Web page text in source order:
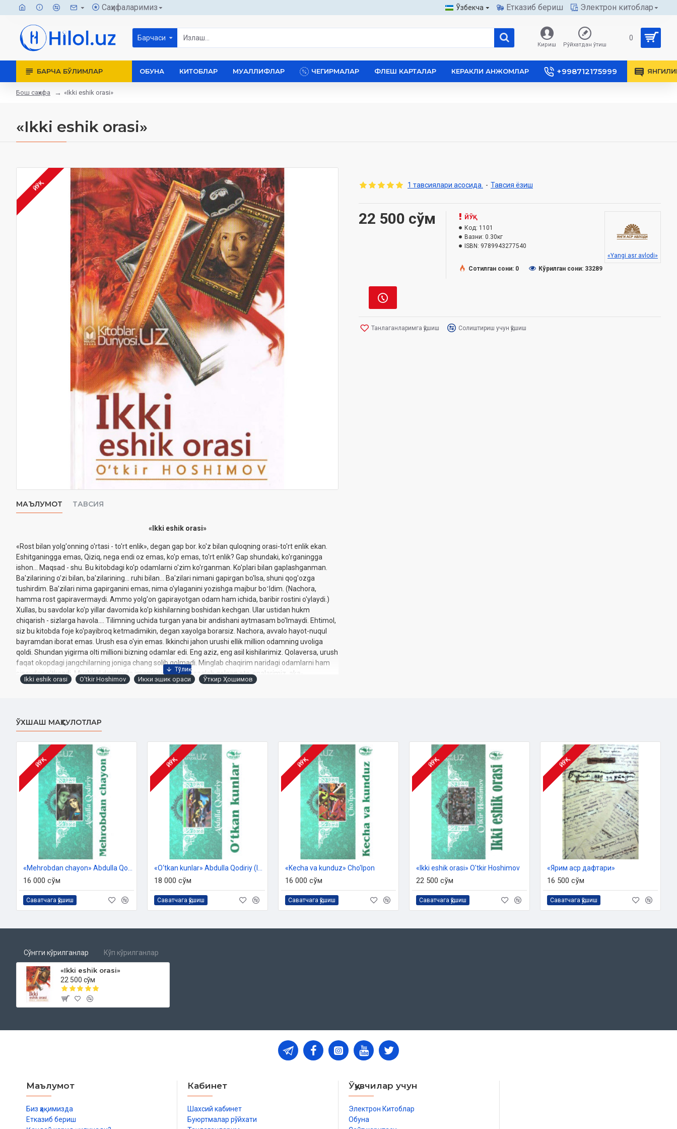
Саҳифаларимиз Ўзбекча Етказиб бериш Электрон китоблар
Барчаси
Кириш Рўйхатдан ўтиш
0
БАРЧА БЎЛИМЛАР ОБУНА КИТОБЛАР МУАЛЛИФЛАР ЧЕГИРМАЛАР ФЛЕШ КАРТАЛАР КЕРАКЛИ АНЖОМЛАР +998712175999
Бош саҳифа «Ikki eshik orasi»
«Ikki eshik orasi»
ЙЎҚ
МАЪЛУМОТ ТАВСИЯ
«Ikki eshik orasi»
«Rost bilan yolg'onning o'rtasi - to'rt enlik», degan gap bor. ko'z bilan quloqning orasi-to'rt enlik ekan.
Eshitganingga emas, Qiziq, nega endi oz emas, ko'p emas, to'rt enlik? Gap shundaki, ko'rganingga
ishon... Maqsad - shu. Bu kitobdagi ko'p odamlarni o'zim ko'rganman. Ko'plari bilan gaplashganman.
Ba'zilarining o'zi bilan, ba'zilarining... ruhi bilan... Ba'zilari nimani gapirgan bo'lsa, shuni qog'ozga
tushirdim. Baʼzilari nima gapirganini emas, nima o'ylaganini yozishga majbur boʻldim. (Nachora,
hamma rost gapiravermaydi. Ammo yolg'on gapirayotgan odam ham ichida, baribir rostini o'ylaydi.)
Xullas, bu savdolar ko'p yillar davomida ko'p kishilarning boshidan kechgan. Ular ustidan hukm
chiqarish - sizlarga havola.... Tilimning uchida turgan yana bir andishani aytmasam bo'lmaydi. Ehtimol,
siz bu kitobda foje ko'payibroq ketmadimikin, degan xayolga borarsiz. Nachora, avvalo hayot-nuqul
bayramdan iborat emas. Urush esa o'yin emas. Ikkinchi jahon urushi ellik million odamning uvoliga
qoldi. Shundan yigirma olti millioni bizning odamlar edi. Eng aziz, eng asil kishilarimiz. Qolaversa, urush
faqat okopdagi jangchilarning joniga chang solib qolmadi. Minglab chaqirim naridagi odamlarni ham
sinovdan o'tkazdi. Mushkul damlarda imonini, insonligini saqlab qolgan ota-onalarimiz, aka-
opalarimizning hayoti bugungi zamonda bizga o'rnak bo'lsa ne ajab!
Nashriyot:
«Yangi asr avlodi»
Sana:2021-yil
Hajmi:
584 bet
ISBN: 978-9943-27-754-0
O'lchami:
84x108 1/32
Muqovasi:yumshoq
1 тавсиялари асосида. - Тавсия ёзиш
22 500 сўм
ЙЎҚ
Код: 1101
Вазни: 0.30кг
ISBN: 9789943277540
«Yangi asr avlodi»
Сотилган сони: 0
Кўрилган сони: 33289
Танлаганларимга қўшиш Солиштириш учун қўшиш
Ikki eshik orasi O'tkir Hoshimov Икки эшик ораси Ўткир Ҳошимов
ЎХШАШ МАҲСУЛОТЛАР
ЙЎҚ
16 000 сўм
Саватчага қўшиш
ЙЎҚ
18 000 сўм
Саватчага қўшиш
ЙЎҚ
«Kecha va kunduz» Cho'lpon
16 000 сўм
Саватчага қўшиш
ЙЎҚ
«Ikki eshik orasi» O'tkir Hoshimov
22 500 сўм
Саватчага қўшиш
ЙЎҚ
«Ярим аср дафтари»
16 500 сўм
Саватчага қўшиш
Сўнгги кўрилганлар Кўп кўрилганлар
«Ikki eshik orasi»
22 500 сўм
Маълумот
Биз ҳақимизда
Етказиб бериш
Кабинет
Шахсий кабинет
Буюртмалар рўйхати
Ўқувчилар учун
Электрон Китоблар
Обуна